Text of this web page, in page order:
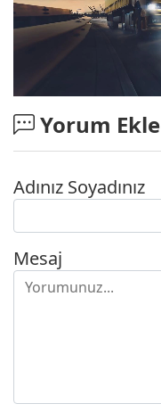
Yorum Ekle
Adınız Soyadınız
Mesaj